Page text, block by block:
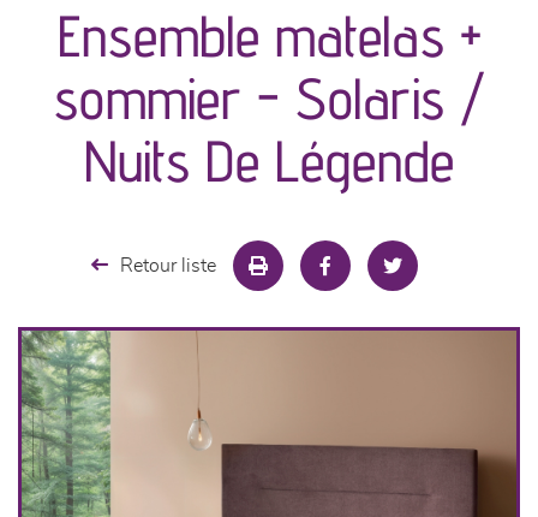
séjours
meubles de complément
chambres et dressing
décoration
Ensemble matelas +
sommier - Solaris /
Nuits De Légende
Retour liste